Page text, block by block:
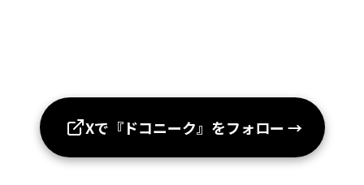
Xで『ドコニーク』をフォロー →